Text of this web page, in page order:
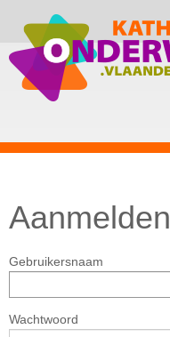
Aanmelden
Gebruikersnaam
Wachtwoord